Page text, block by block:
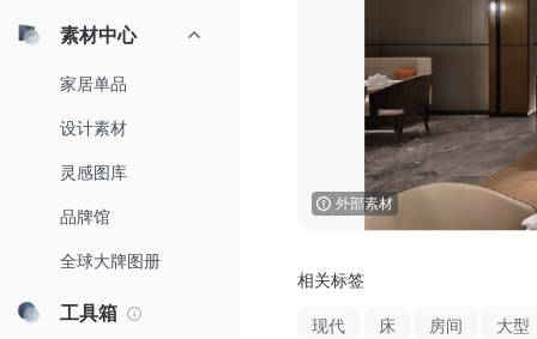
素材中心
家居单品
设计素材
灵感图库
品牌馆
全球大牌图册
工具箱
外部素材
相关标签
现代 床 房间 大型